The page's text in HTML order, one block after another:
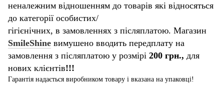
неналежним відношенням до товарів які відносяться
до категорії особистих/
гігієнічних, в замовленнях з післяплатою. Магазин
SmileShine вимушено вводить передплату на
замовлення з післяплатою у розмірі 200 грн., для
нових клієнтів!!!
Гарантія надається виробником товару і вказана на упаковці!